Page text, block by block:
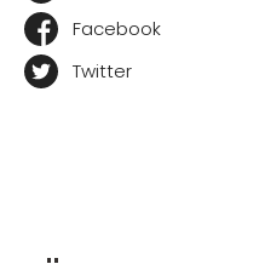
Facebook
Twitter